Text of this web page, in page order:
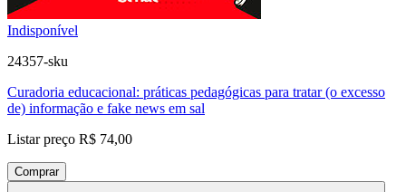
Indisponível
24357-sku
Curadoria educacional: práticas pedagógicas para tratar (o excesso
de) informação e fake news em sal
Listar preço R$ 74,00
Comprar